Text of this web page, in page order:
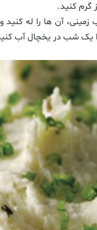
گرم کنید.
شب در یخچال آب کنید